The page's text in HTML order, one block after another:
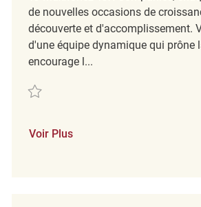
de nouvelles occasions de
découverte et d'accomplissement.
d'une équipe dynamique qui prône
encourage l...
Sauvegarder Customer Engagement
Voir Plus